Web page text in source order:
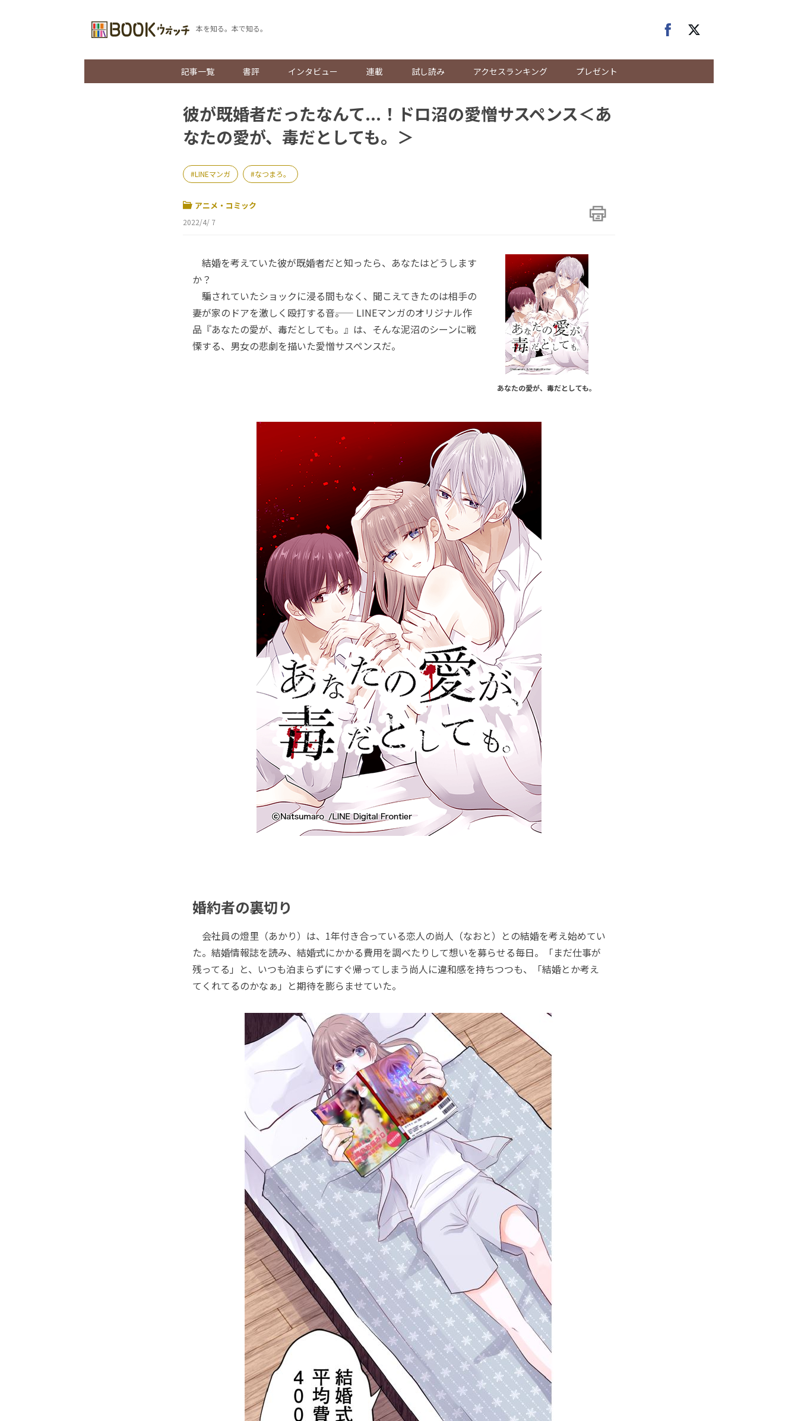
本を知る。本で知る。
記事一覧 書評 インタビュー 連載 試し読み アクセスランキング プレゼント
彼が既婚者だったなんて...！ドロ沼の愛憎サスペンス＜あ
なたの愛が、毒だとしても。＞
LINEマンガ なつまろ。
アニメ・コミック
2022/4/ 7
あなたの愛が、毒だとしても。
結婚を考えていた彼が既婚者だと知ったら、あなたはどうします
か？
騙されていたショックに浸る間もなく、聞こえてきたのは相手の
妻が家のドアを激しく殴打する音――。 LINEマンガのオリジナル作
品『あなたの愛が、毒だとしても。』は、そんな泥沼のシーンに戦
慄する、男女の悲劇を描いた愛憎サスペンスだ。
婚約者の裏切り
会社員の燈里（あかり）は、1年付き合っている恋人の尚人（なおと）との結婚を考え始めてい
た。結婚情報誌を読み、結婚式にかかる費用を調べたりして想いを募らせる毎日。「まだ仕事が
残ってる」と、いつも泊まらずにすぐ帰ってしまう尚人に違和感を持ちつつも、「結婚とか考え
てくれてるのかなぁ」と期待を膨らませていた。